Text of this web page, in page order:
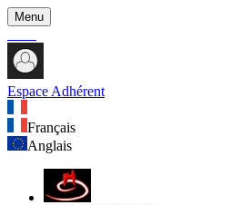
Menu
Espace Adhérent
Français
Anglais